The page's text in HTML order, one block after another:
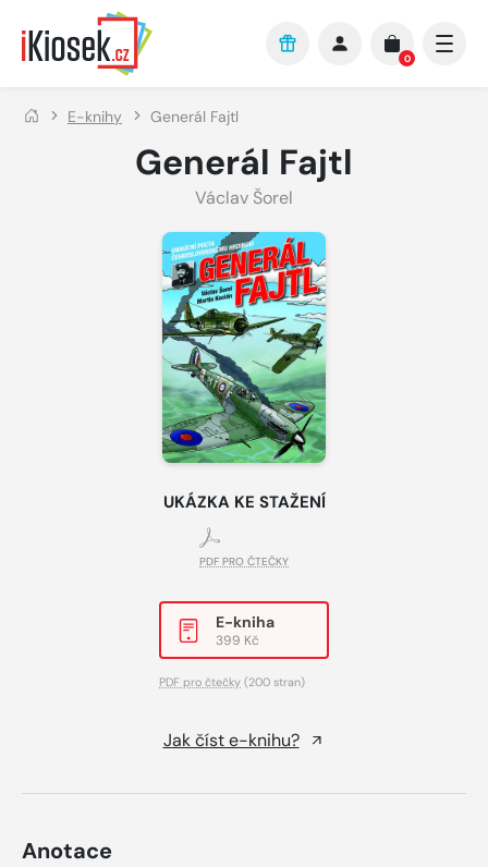
Přejít na hlavní obsah
0
E-knihy Generál Fajtl
Generál Fajtl
Václav Šorel
UKÁZKA KE STAŽENÍ
PDF PRO ČTEČKY
E-kniha
399 Kč
PDF pro čtečky (200 stran)
Jak číst e-knihu?
Anotace